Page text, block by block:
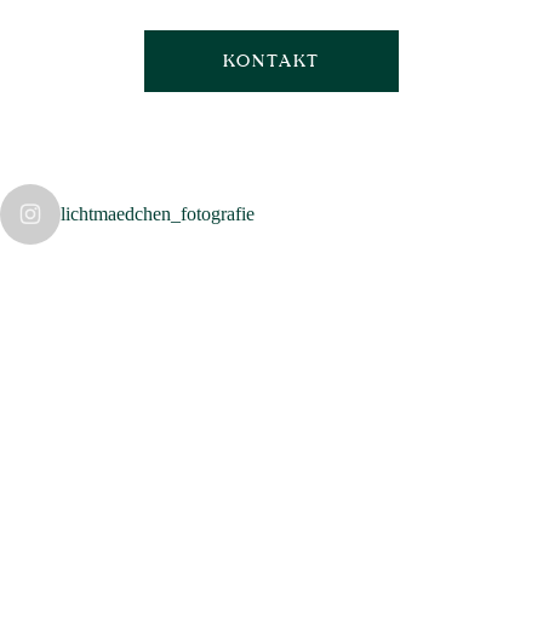
KONTAKT
lichtmaedchen_fotografie